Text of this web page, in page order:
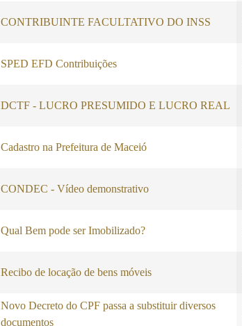
CONTRIBUINTE FACULTATIVO DO INSS
SPED EFD Contribuições
DCTF - LUCRO PRESUMIDO E LUCRO REAL
Cadastro na Prefeitura de Maceió
CONDEC - Vídeo demonstrativo
Qual Bem pode ser Imobilizado?
Recibo de locação de bens móveis
Novo Decreto do CPF passa a substituir diversos
documentos